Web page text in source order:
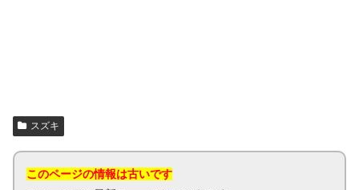
スズキ
このページの情報は古いです